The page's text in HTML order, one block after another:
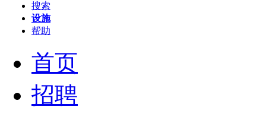
搜索
设施
帮助
首页
招聘